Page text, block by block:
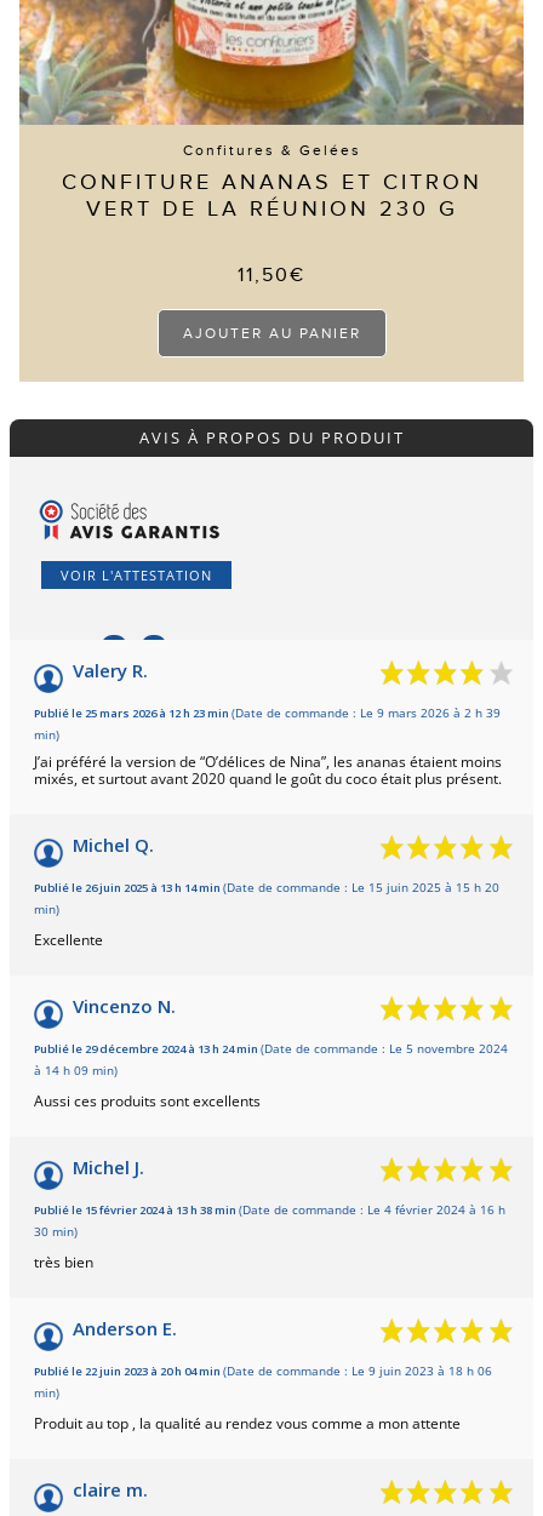
Confitures & Gelées
CONFITURE ANANAS ET CITRON
VERT DE LA RÉUNION 230 G
11,50€
AJOUTER AU PANIER
AVIS À PROPOS DU PRODUIT
VOIR L'ATTESTATION
9.8
Basé sur 9 avis
Valery R.
Publié le 25 mars 2026 à 12 h 23 min (Date de commande : Le 9 mars 2026 à 2 h 39
min)
J’ai préféré la version de “O’délices de Nina”, les ananas étaient moins
mixés, et surtout avant 2020 quand le goût du coco était plus présent.
Michel Q.
Publié le 26 juin 2025 à 13 h 14 min (Date de commande : Le 15 juin 2025 à 15 h 20
min)
Excellente
Vincenzo N.
Publié le 29 décembre 2024 à 13 h 24 min (Date de commande : Le 5 novembre 2024
à 14 h 09 min)
Aussi ces produits sont excellents
Michel J.
Publié le 15 février 2024 à 13 h 38 min (Date de commande : Le 4 février 2024 à 16 h
30 min)
très bien
Anderson E.
Publié le 22 juin 2023 à 20 h 04 min (Date de commande : Le 9 juin 2023 à 18 h 06
min)
Produit au top , la qualité au rendez vous comme a mon attente
claire m.